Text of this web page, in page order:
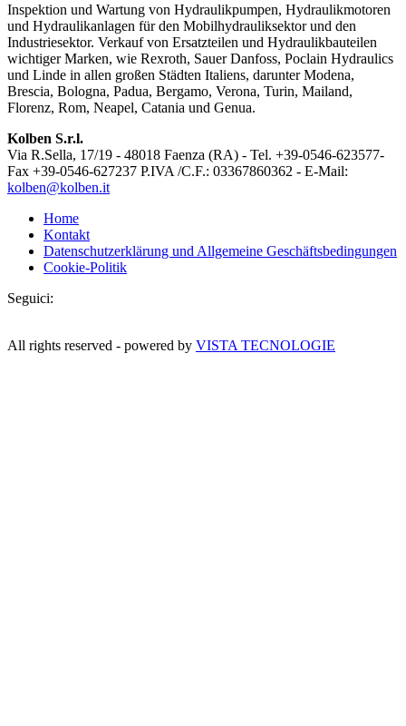
Inspektion und Wartung von Hydraulikpumpen, Hydraulikmotoren
und Hydraulikanlagen für den Mobilhydrauliksektor und den
Industriesektor. Verkauf von Ersatzteilen und Hydraulikbauteilen
wichtiger Marken, wie Rexroth, Sauer Danfoss, Poclain Hydraulics
und Linde in allen großen Städten Italiens, darunter Modena,
Brescia, Bologna, Padua, Bergamo, Verona, Turin, Mailand,
Florenz, Rom, Neapel, Catania und Genua.
Kolben S.r.l.
Via R.Sella, 17/19 - 48018 Faenza (RA) - Tel. +39-0546-623577-
Fax +39-0546-627237 P.IVA /C.F.: 03367860362 - E-Mail:
kolben@kolben.it
Home
Kontakt
Datenschutzerklärung und Allgemeine Geschäftsbedingungen
Cookie-Politik
Seguici:
All rights reserved - powered by VISTA TECNOLOGIE